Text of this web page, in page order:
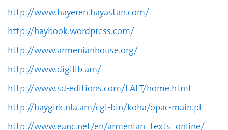
http://www.hayeren.hayastan.com/
http://haybook.wordpress.com/
http://www.armenianhouse.org/
http://www.digilib.am/
http://www.sd-editions.com/LALT/home.html
http://haygirk.nla.am/cgi-bin/koha/opac-main.pl
http://www.eanc.net/en/armenian_texts_online/